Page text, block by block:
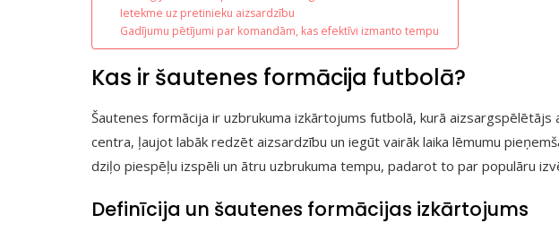
Ietekme uz pretinieku aizsardzību
Gadījumu pētījumi par komandām, kas efektīvi izmanto tempu
Kas ir šautenes formācija futbolā?
Šautenes formācija ir uzbrukuma izkārtojums futbolā, kurā aizsargspēlētājs
centra, ļaujot labāk redzēt aizsardzību un iegūt vairāk laika lēmumu
dziļo piespēļu izspēli un ātru uzbrukuma tempu, padarot to par populāru
Definīcija un šautenes formācijas izkārtojums